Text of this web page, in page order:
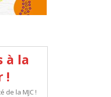
à la
!
de la MJC !